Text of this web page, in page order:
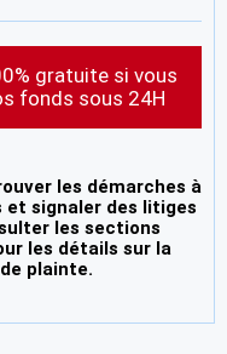
gratuite si vous
fonds sous 24H
les démarches à
et signaler des litiges
les sections
les détails sur la
plainte.